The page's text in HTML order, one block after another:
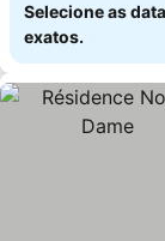
Selecione as
exatos.